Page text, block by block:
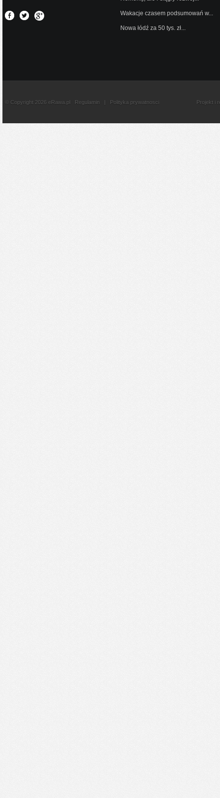
Wakacje czasem podsumowań w...
Nowa łódź za 50 tys. zł...
© Copyright 2026 eRawa.pl Regulamin | Polityka prywatnosci Projekt i